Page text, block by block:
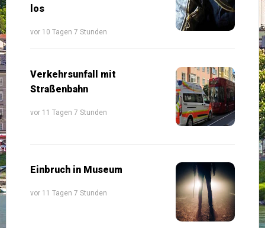
los
vor 10 Tagen 7 Stunden
Verkehrsunfall mit
Straßenbahn
vor 11 Tagen 7 Stunden
Einbruch in Museum
vor 11 Tagen 7 Stunden